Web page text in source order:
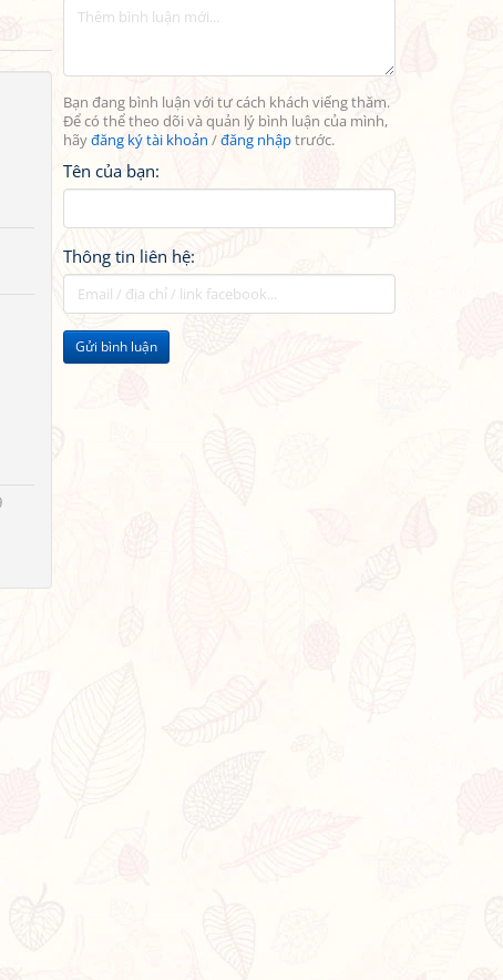
Bạn đang bình luận với tư cách khách viếng thăm.
Để có thể theo dõi và quản lý bình luận của mình,
hãyđăng ký tài khoản /đăng nhậptrước.
Tên của bạn:
Thông tin liên hệ:
Gửi bình luận